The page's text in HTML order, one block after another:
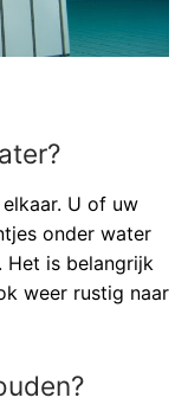
U of uw
onder water
Het is belangrijk
weer rustig naar